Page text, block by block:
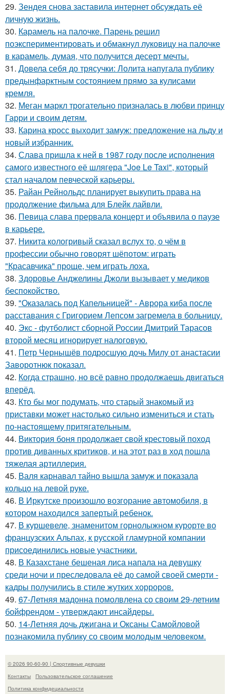
29. Зендея снова заставила интернет обсуждать её
личную жизнь.
30. Карамель на палочке. Парень решил
поэкспериментировать и обмакнул луковицу на палочке
в карамель, думая, что получится десерт мечты.
31. Довела себя до трясучки: Лолита напугала публику
предынфарктным состоянием прямо за кулисами
кремля.
32. Меган маркл трогательно призналась в любви принцу
Гарри и своим детям.
33. Карина кросс выходит замуж: предложение на льду и
новый избранник.
34. Слава пришла к ней в 1987 году после исполнения
самого известного её шлягера "Joe Le Taxi", который
стал началом певческой карьеры.
35. Райан Рейнольдс планирует выкупить права на
продолжение фильма для Блейк лайвли.
36. Певица слава прервала концерт и объявила о паузе
в карьере.
37. Никита кологривый сказал вслух то, о чём в
профессии обычно говорят шёпотом: играть
"Красавчика" проще, чем играть лоха.
38. Здоровье Анджелины Джоли вызывает у медиков
беспокойство.
39. "Оказалась под Капельницей" - Аврора киба после
расставания с Григорием Лепсом загремела в больницу.
40. Экс - футболист сборной России Дмитрий Тарасов
второй месяц игнорирует налоговую.
41. Петр Чернышёв подросшую дочь Милу от анастасии
Заворотнюк показал.
42. Когда страшно, но всё равно продолжаешь двигаться
вперёд.
43. Кто бы мог подумать, что старый знакомый из
приставки может настолько сильно измениться и стать
по-настоящему притягательным.
44. Виктория боня продолжает свой крестовый поход
против диванных критиков, и на этот раз в ход пошла
тяжелая артиллерия.
45. Валя карнавал тайно вышла замуж и показала
кольцо на левой руке.
46. В Иркутске произошло возгорание автомобиля, в
котором находился запертый ребенок.
47. В куршевеле, знаменитом горнолыжном курорте во
французских Альпах, к русской гламурной компании
присоединились новые участники.
48. В Казахстане бешеная лиса напала на девушку
среди ночи и преследовала её до самой своей смерти -
кадры получились в стиле жутких хорроров.
49. 67-Летняя мадонна помолвлена со своим 29-летним
бойфрендом - утверждают инсайдеры.
50. 14-Летняя дочь джигана и Оксаны Самойловой
познакомила публику со своим молодым человеком.
© 2026 90-60-90 | Спортивные девушки
Контакты
Пользовательское соглашение
Политика конфидециальности